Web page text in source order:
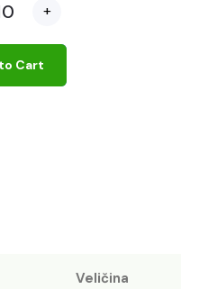
+
Cart
Veličina